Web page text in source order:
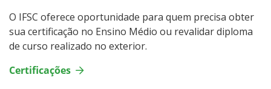
O IFSC oferece oportunidade para quem precisa obter
sua certificação no Ensino Médio ou revalidar diploma
de curso realizado no exterior.
Certificações